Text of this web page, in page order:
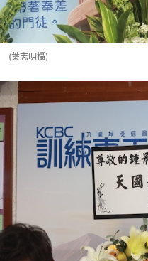
(葉志明攝)